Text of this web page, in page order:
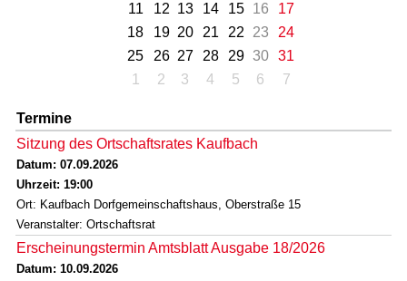
11
12 13 14 15 16
17
18
19 20 21 22 23
24
25
26 27 28 29 30
31
1
2 3 4 5 6 7
Termine
Sitzung des Ortschaftsrates Kaufbach
Datum: 07.09.2026
Uhrzeit: 19:00
Ort: Kaufbach Dorfgemeinschaftshaus, Oberstraße 15
Veranstalter: Ortschaftsrat
Erscheinungstermin Amtsblatt Ausgabe 18/2026
Datum: 10.09.2026